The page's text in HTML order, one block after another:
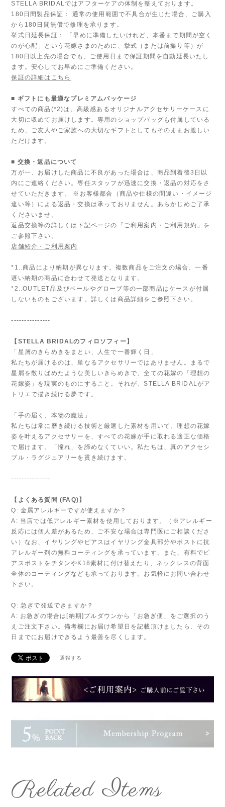
STELLA BRIDALではアフターケアの体制を整えております。
180日間製品保証： 通常の使用範囲で不具合が生じた場合、ご購入
から180日間無償で修理を承ります。
挙式日延長保証： 「早めに準備したいけれど、本番まで期間が空く
のが心配」という花嫁さまのために、挙式（または前撮り等）が
180日以上先の場合でも、ご使用日まで保証期間を自動延長いたし
ます。安心してお早めにご準備ください。
保証の詳細はこちら
■ ギフトにも最適なプレミアムパッケージ
すべての商品(*2)は、高級感あるオリジナルアクセサリーケースに
大切に収めてお届けします。専用のショップバッグも付属している
ため、ご友人やご家族への大切なギフトとしてもそのままお渡しい
ただけます。
■ 交換・返品について
万が一、お届けした商品に不良があった場合は、商品到着後3日以
内にご連絡ください。専任スタッフが迅速に交換・返品の対応をさ
せていただきます。 ※お客様都合（商品や仕様の間違い・イメージ
違い等）による返品・交換は承っておりません。あらかじめご了承
くださいませ。
返品交換等の詳しくは下記ページの「ご利用案内・ご利用規約」を
ご参照下さい。
店舗紹介・ご利用案内
*1..商品により納期が異なります。複数商品をご注文の場合、一番
遅い納期の商品に合わせて発送となります。
*2..OUTLET品及びベールやグローブ等の一部商品はケースが付属
しないものもございます。詳しくは商品詳細をご参照下さい。
---------------
【STELLA BRIDALのフィロソフィー】
「星屑のきらめきをまとい、人生で一番輝く日」
私たちが届けるのは、単なるアクセサリーではありません。まるで
星屑を散りばめたような美しいきらめきで、全ての花嫁の「理想の
花嫁姿」を現実のものにすること。それが、STELLA BRIDALがア
トリエで描き続ける夢です。
「手の届く、本物の魔法」
私たちは常に磨き続ける技術と厳選した素材を用いて、理想の花嫁
姿を叶えるアクセサリーを、すべての花嫁が手に取れる適正な価格
で届けます。「憧れ」を諦めなくていい。私たちは、真のアクセシ
ブル・ラグジュアリーを貫き続けます。
---------------
【よくある質問 (FAQ)】
Q: 金属アレルギーですが使えますか？
A: 当店では低アレルギー素材を使用しております。（※アレルギー
反応には個人差があるため、ご不安な場合は専門医にご相談くださ
い）なお、イヤリングやピアスはイヤリング金具部分やポストに抗
アレルギー剤の無料コーティングを承っています。また、有料でピ
アスポストをチタンやK18素材に付け替えたり、ネックレスの背面
全体のコーティングなども承っております。お気軽にお問い合わせ
下さい。
Q: 急ぎで発送できますか？
A: お急ぎの場合は[納期]プルダウンから「お急ぎ便」をご選択のう
えご注文下さい。備考欄にお届け希望日を記載頂けましたら、その
日までにお届けできるよう最善を尽くします。
通報する
Related Items